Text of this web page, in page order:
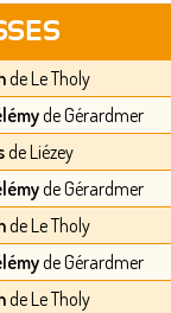
de Le Tholy
de Gérardmer
de Liézey
de Gérardmer
de Le Tholy
de Gérardmer
de Le Tholy